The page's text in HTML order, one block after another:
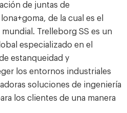
de juntas de
de la cual es el
Trelleborg SS es un
especializado en el
estanqueidad y
los entornos industriales
soluciones de ingeniería
los clientes de una manera